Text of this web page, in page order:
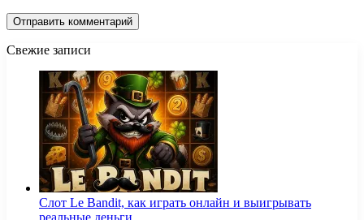
Свежие записи
Слот Le Bandit, как играть онлайн и выигрывать
реальные деньги